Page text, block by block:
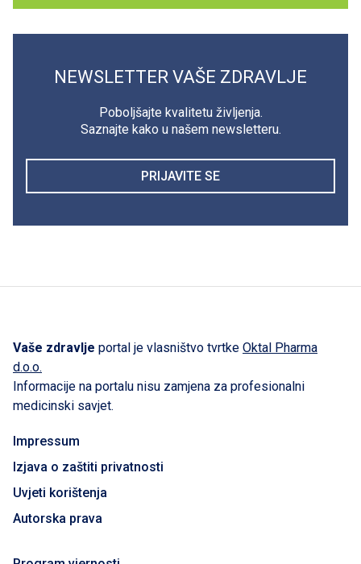
NEWSLETTER VAŠE ZDRAVLJE
Poboljšajte kvalitetu življenja.
Saznajte kako u našem newsletteru.
PRIJAVITE SE
Vaše zdravlje portal je vlasništvo tvrtke Oktal Pharma
d.o.o.
Informacije na portalu nisu zamjena za profesionalni
medicinski savjet.
Impressum
Izjava o zaštiti privatnosti
Uvjeti korištenja
Autorska prava